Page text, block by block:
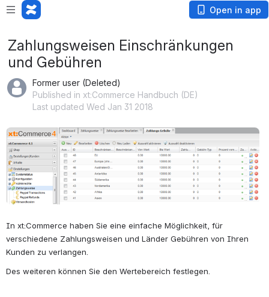
Open in app
Zahlungsweisen Einschränkungen
und Gebühren
Former user (Deleted)
Published in xt:Commerce Handbuch (DE)
Last updated Wed Jan 31 2018
Open
In xt:Commerce haben Sie eine einfache Möglichkeit, für
verschiedene Zahlungsweisen und Länder Gebühren von Ihren
Kunden zu verlangen.
Des weiteren können Sie den Wertebereich festlegen.